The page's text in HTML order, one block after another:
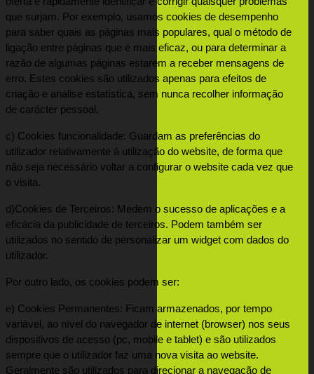
que surjam. Por exemplo, usamos cookies de desempenho
para saber quais as páginas mais populares, qual o método de
ligação entre páginas que é mais eficaz, ou para determinar a
razão de algumas páginas estarem a receber mensagens de
erro. Estes cookies são utilizados apenas para efeitos de
criação e análise estatística, sem nunca recolher informação
de carácter pessoal.
c) Cookies funcionalidade: Guardam as preferências do
utilizador relativamente à utilização do website, de forma que
não seja necessário voltar a configurar o website cada vez que
o visita.
d)Cookies de Terceiros: Medem o sucesso de aplicações e a
eficácia da publicidade de terceiros. Podem também ser
utilizados no sentido de personalizar um widget com dados do
utilizador.
Por outro lado, os cookies podem ser:
e) Cookies Permanentes: Ficam armazenados, por tempo
variável, ao nível do navegador de internet (browser) nos seus
dispositivos de acesso (pc, mobile e tablet) e são utilizados
sempre que o utilizador faz uma nova visita ao website.
Geralmente são utilizados para direcionar a navegação de